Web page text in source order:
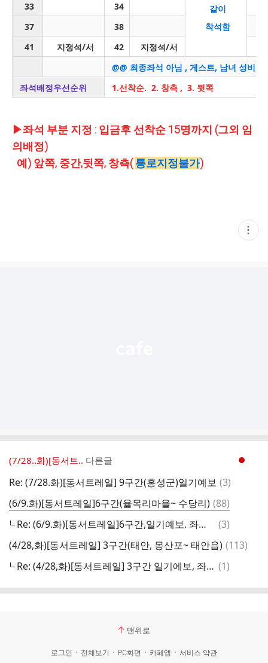
같이
착석함
33
34
37
38
41
지정석/서 42 지정석/서
@@ 최종좌석 아님 , 게스트, 남녀 성비에
좌석배정우선순위
1.선착순. 2. 창측 , 3. 뒷쪽
▶좌석 부분 지정 : 입금후 선착순 15명까지 (그외 임
의배정)
예) 앞쪽, 중간,뒷쪽, 창측(통로지정불가)
현
재
(7/28..화)[동서트.. 다른글
Re: (7/28.화)[동서트레일] 9구간(홍성군)일기예보 댓
(3)
(6/9.화)[동서트레일]6구간(율목리마을~ 수당리) 댓
글
(88)
Re: (6/9.화)[동서트레일]6구간,일기예보. 좌석표
댓
(3)
(4/28,화)[동서트레일] 3구간(태안, 몽산포~ 태안읍) 댓
(113)
Re: (4/28,화)[동서트레일] 3구간 일기에보, 좌석표 댓
(1)
맨위로
로그인 전체보기 PC화면 카페앱 서비스 약관